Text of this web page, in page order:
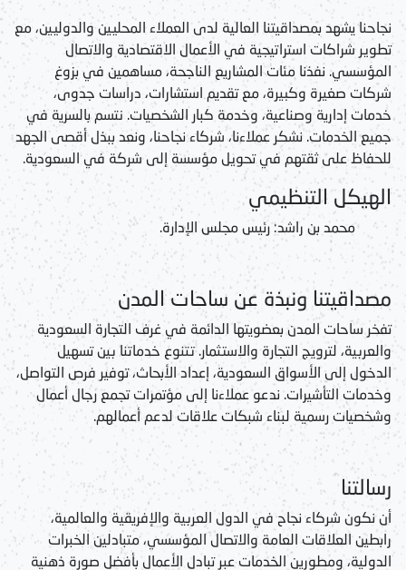
نجاحنا يشهد بمصداقيتنا العالية لدى العملاء المحليين والدوليين، مع
تطوير شراكات استراتيجية في الأعمال الاقتصادية والاتصال
المؤسسي. نفذنا مئات المشاريع الناجحة، مساهمين في بزوغ
شركات صغيرة وكبيرة، مع تقديم استشارات، دراسات جدوى،
خدمات إدارية وصناعية، وخدمة كبار الشخصيات. نتسم بالسرية في
جميع الخدمات. نشكر عملاءنا، شركاء نجاحنا، ونعد ببذل أقصى الجهد
للحفاظ على ثقتهم فيتحويل مؤسسة إلى شركة في السعودية
الهيكل التنظيمي
محمد بن راشد: رئيس مجلس الإدارة.
مصداقيتنا ونبذة عن ساحات المدن
تفخر ساحات المدن بعضويتها الدائمة في غرف التجارة السعودية
والعربية، لترويج التجارة والاستثمار. تتنوع خدماتنا بين تسهيل
الدخول إلى الأسواق السعودية، إعداد الأبحاث، توفير فرص التواصل،
وخدمات التأشيرات. ندعو عملاءنا إلى مؤتمرات تجمع رجال أعمال
وشخصيات رسمية لبناء شبكات علاقات لدعم أعمالهم.
رسالتنا
أن نكون شركاء نجاح في الدول العربية والإفريقية والعالمية،
رابطين العلاقات العامة والاتصال المؤسسي، متبادلين الخبرات
الدولية، ومطورين الخدمات عبر تبادل الأعمال بأفضل صورة ذهنية